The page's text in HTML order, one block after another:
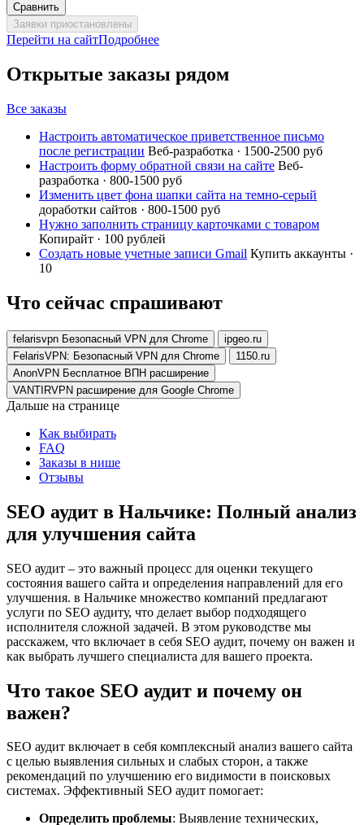
Сравнить
Заявки приостановлены
Перейти на сайтПодробнее
Открытые заказы рядом
Все заказы
Настроить автоматическое приветственное письмо
после регистрации Веб-разработка · 1500-2500 руб
Настроить форму обратной связи на сайте Веб-
разработка · 800-1500 руб
Изменить цвет фона шапки сайта на темно-серый
доработки сайтов · 800-1500 руб
Нужно заполнить страницу карточками с товаром
Копирайт · 100 рублей
Создать новые учетные записи Gmail Купить аккаунты ·
10
Что сейчас спрашивают
felarisvpn Безопасный VPN для Chrome
ipgeo.ru
FelarisVPN: Безопасный VPN для Chrome
1150.ru
AnonVPN Бесплатное ВПН расширение
VANTIRVPN расширение для Google Chrome
Дальше на странице
Как выбирать
FAQ
Заказы в нише
Отзывы
SEO аудит в Нальчике: Полный анализ
для улучшения сайта
SEO аудит – это важный процесс для оценки текущего
состояния вашего сайта и определения направлений для его
улучшения. в Нальчике множество компаний предлагают
услуги по SEO аудиту, что делает выбор подходящего
исполнителя сложной задачей. В этом руководстве мы
расскажем, что включает в себя SEO аудит, почему он важен и
как выбрать лучшего специалиста для вашего проекта.
Что такое SEO аудит и почему он
важен?
SEO аудит включает в себя комплексный анализ вашего сайта
с целью выявления сильных и слабых сторон, а также
рекомендаций по улучшению его видимости в поисковых
системах. Эффективный SEO аудит помогает:
Определить проблемы: Выявление технических,